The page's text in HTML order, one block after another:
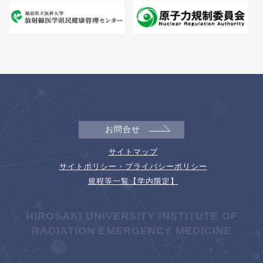
お問合せ
サイトマップ
サイトポリシー・プライバシーポリシー
規程等一覧【学内限定】
HIROSAKI UNIVERSITY INSTITUTE OF
RADIATION EMERGENCY MEDICINE